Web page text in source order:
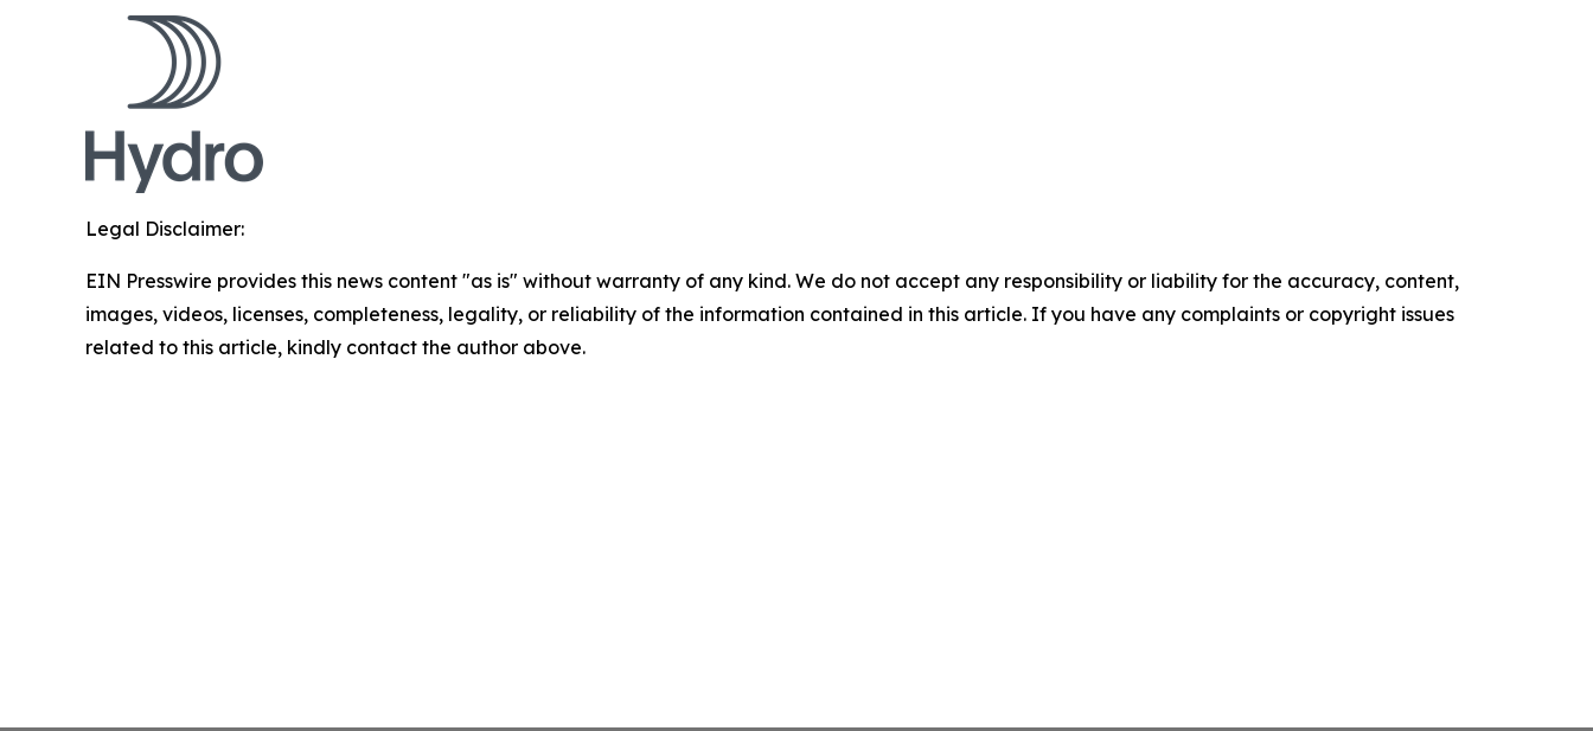
Legal Disclaimer:
EIN Presswire provides this news content "as is" without warranty of any kind. We do not accept any responsibility or liability for the accuracy, content,
images, videos, licenses, completeness, legality, or reliability of the information contained in this article. If you have any complaints or copyright issues
related to this article, kindly contact the author above.